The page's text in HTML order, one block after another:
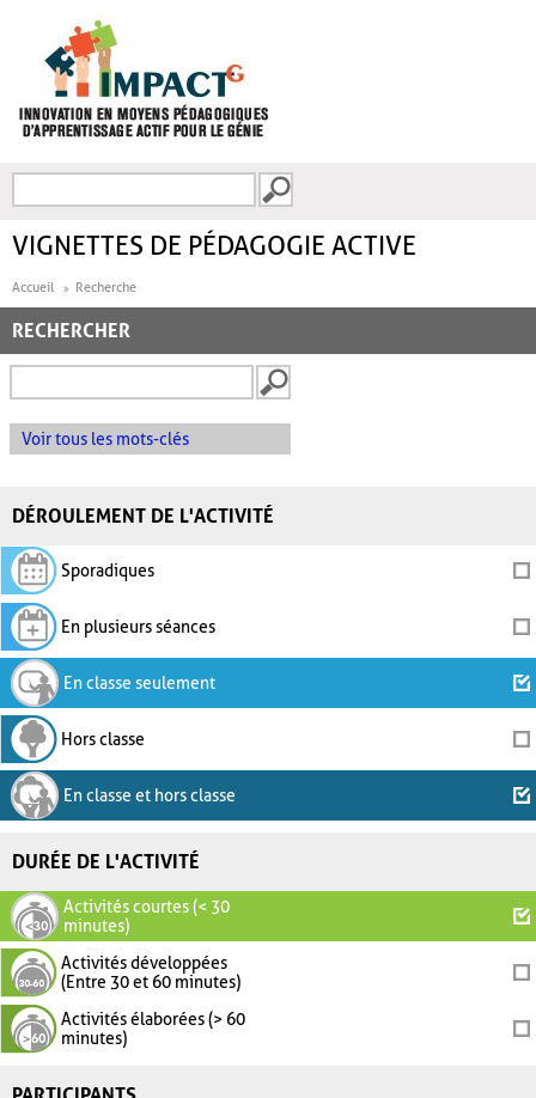
FORMULAIRE DE
VIGNETTES DE PÉDAGOGIE ACTIVE
Accueil Recherche
RECHERCHER
Voir tous les mots-clés
DÉROULEMENT DE L'ACTIVITÉ
Sporadiques
En plusieurs séances
En classe seulement
Hors classe
En classe et hors classe
DURÉE DE L'ACTIVITÉ
Activités courtes (< 30
minutes)
Activités développées
(Entre 30 et 60 minutes)
Activités élaborées (> 60
minutes)